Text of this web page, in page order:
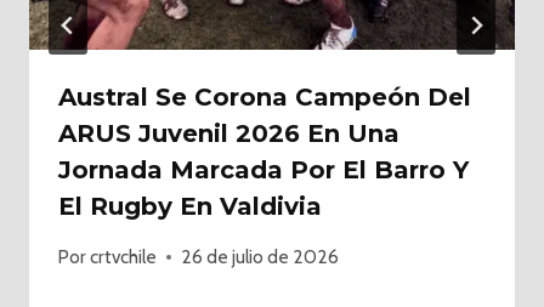
Austral Se Corona Campeón Del
ARUS Juvenil 2026 En Una
Jornada Marcada Por El Barro Y
El Rugby En Valdivia
Porcrtvchile 26 de julio de 2026